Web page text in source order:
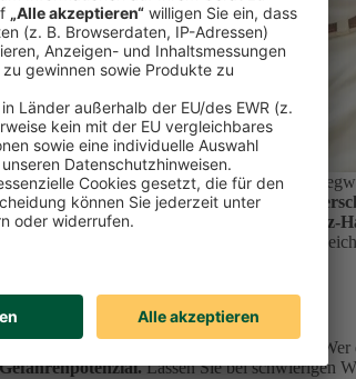
Sie auf dieStraße ausweichen. Es sind nur
Verkehrsteilnehmer:innen. Ein
versicherungspflichtig Kfz-
Identifikationsnummer und die
.
Lassen Sie bei schwierigen